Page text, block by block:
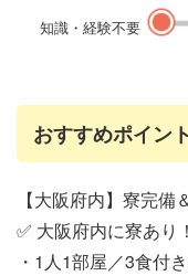
知識・経験不要
おすすめポイント
【大阪府内】寮完備
✅ 大阪府内に寮あり！
・1人1部屋／3食付